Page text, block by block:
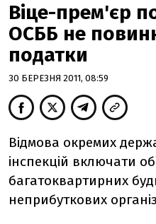
Віце-прем'єр
ОСББ не
податки
30 БЕРЕЗНЯ 2011, 08:59
Відмова окремих
інспекцій включати
багатоквартирних
неприбуткових